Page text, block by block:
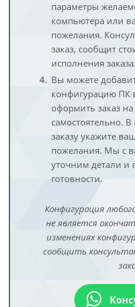
параметры
компьютера или
пожелания.
заказ, сообщит
исполнения заказа.
Вы можете
конфигурацию ПК
оформить заказ на
самостоятельно.
заказу укажите
пожелания. Мы с
уточним детали и
готовности.
Конфигурация
не является
изменениях
сообщить